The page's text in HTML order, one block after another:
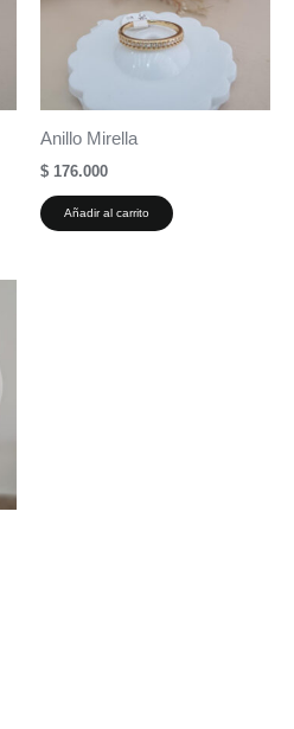
Anillo Mirella
$ 176.000
Añadir al carrito